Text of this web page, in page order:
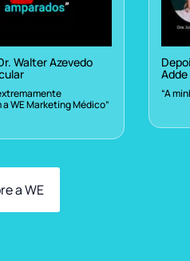
Walter Azevedo
WE Marketing Médico”
“A
a WE